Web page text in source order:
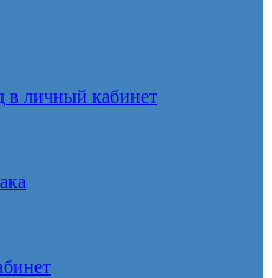
в личный кабинет